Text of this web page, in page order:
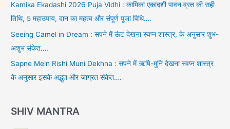
Kamika Ekadashi 2026 Puja Vidhi : कामिका एकादशी पावन व्रत की सही
तिथि, 5 महाउपाय, दान का महत्व और संपूर्ण पूजा विधि….
Seeing Camel in Dream : सपने में ऊंट देखना स्वप्न शास्त्र, के अनुसार शुभ-
अशुभ संकेत….
Sapne Mein Rishi Muni Dekhna : सपने में ऋषि-मुनि देखना स्वप्न शास्त्र
के अनुसार इसके अद्भुत और जाग्रत संकेत….
SHIV MANTRA